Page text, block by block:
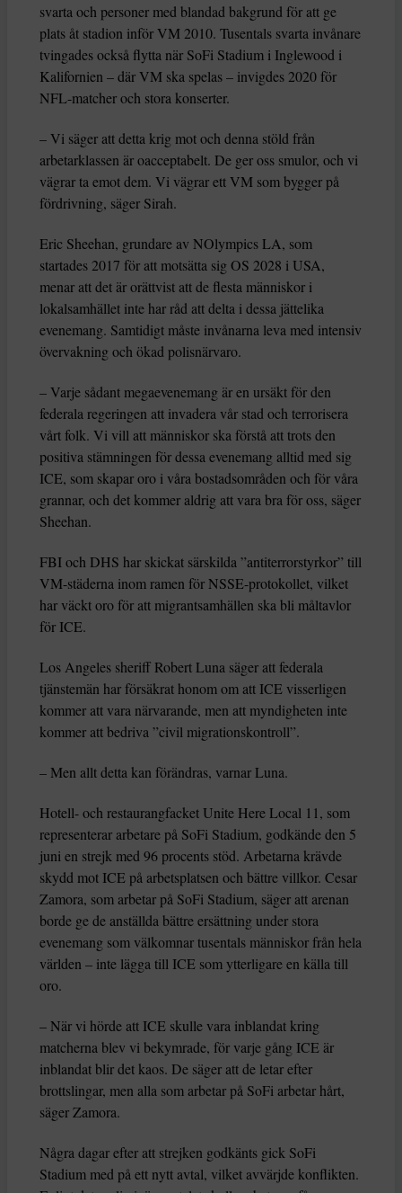
svarta och personer med blandad bakgrund för att ge
plats åt stadion inför VM 2010. Tusentals svarta invånare
tvingades också flytta när SoFi Stadium i Inglewood i
Kalifornien – där VM ska spelas – invigdes 2020 för
NFL-matcher och stora konserter.
– Vi säger att detta krig mot och denna stöld från
arbetarklassen är oacceptabelt. De ger oss smulor, och vi
vägrar ta emot dem. Vi vägrar ett VM som bygger på
fördrivning, säger Sirah.
Eric Sheehan, grundare av NOlympics LA, som
startades 2017 för att motsätta sig OS 2028 i USA,
menar att det är orättvist att de flesta människor i
lokalsamhället inte har råd att delta i dessa jättelika
evenemang. Samtidigt måste invånarna leva med intensiv
övervakning och ökad polisnärvaro.
– Varje sådant megaevenemang är en ursäkt för den
federala regeringen att invadera vår stad och terrorisera
vårt folk. Vi vill att människor ska förstå att trots den
positiva stämningen för dessa evenemang alltid med sig
ICE, som skapar oro i våra bostadsområden och för våra
grannar, och det kommer aldrig att vara bra för oss, säger
Sheehan.
FBI och DHS har skickat särskilda ”antiterrorstyrkor” till
VM-städerna inom ramen för NSSE-protokollet, vilket
har väckt oro för att migrantsamhällen ska bli måltavlor
för ICE.
Los Angeles sheriff Robert Luna säger att federala
tjänstemän har försäkrat honom om att ICE visserligen
kommer att vara närvarande, men att myndigheten inte
kommer att bedriva ”civil migrationskontroll”.
– Men allt detta kan förändras, varnar Luna.
Hotell- och restaurangfacket Unite Here Local 11, som
representerar arbetare på SoFi Stadium, godkände den 5
juni en strejk med 96 procents stöd. Arbetarna krävde
skydd mot ICE på arbetsplatsen och bättre villkor. Cesar
Zamora, som arbetar på SoFi Stadium, säger att arenan
borde ge de anställda bättre ersättning under stora
evenemang som välkomnar tusentals människor från hela
världen – inte lägga till ICE som ytterligare en källa till
oro.
– När vi hörde att ICE skulle vara inblandat kring
matcherna blev vi bekymrade, för varje gång ICE är
inblandat blir det kaos. De säger att de letar efter
brottslingar, men alla som arbetar på SoFi arbetar hårt,
säger Zamora.
Några dagar efter att strejken godkänts gick SoFi
Stadium med på ett nytt avtal, vilket avvärjde konflikten.